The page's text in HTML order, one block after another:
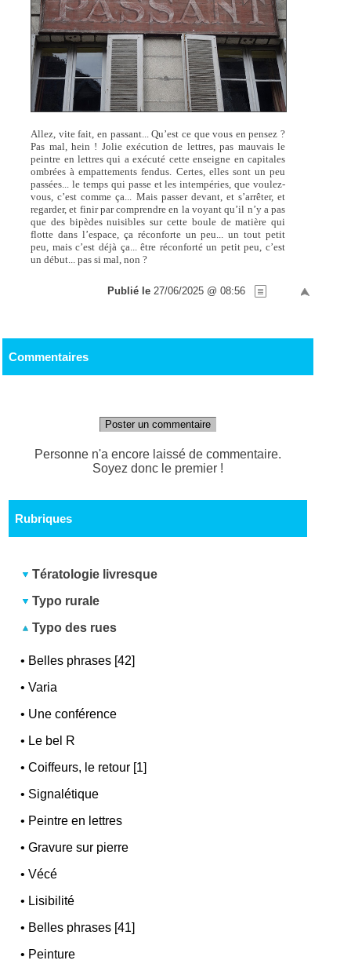
Allez, vite fait, en passant... Qu’est ce que vous en pensez ?
Pas mal, hein ! Jolie exécution de lettres, pas mauvais le
peintre en lettres qui a exécuté cette enseigne en capitales
ombrées à empattements fendus. Certes, elles sont un peu
passées... le temps qui passe et les intempéries, que voulez-
vous, c’est comme ça... Mais passer devant, et s’arrêter, et
regarder, et finir par comprendre en la voyant qu’il n’y a pas
que des bipèdes nuisibles sur cette boule de matière qui
flotte dans l’espace, ça réconforte un peu... un tout petit
peu, mais c’est déjà ça... être réconforté un petit peu, c’est
un début... pas si mal, non ?
Publié le 27/06/2025 @ 08:56
Commentaires
Poster un commentaire
Personne n'a encore laissé de commentaire.
Soyez donc le premier !
Rubriques
Tératologie livresque
Typo rurale
Typo des rues
• Belles phrases [42]
•Varia
• Une conférence
• Le bel R
•Coiffeurs, le retour [1]
• Signalétique
• Peintre en lettres
•Gravure sur pierre
•Vécé
• Lisibilité
• Belles phrases [41]
• Peinture